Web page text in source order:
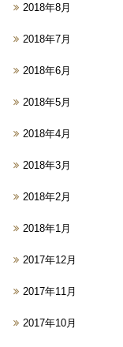
2018年8月
2018年7月
2018年6月
2018年5月
2018年4月
2018年3月
2018年2月
2018年1月
2017年12月
2017年11月
2017年10月